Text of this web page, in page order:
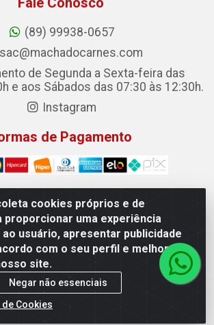
cookies próprios e de
uma experiência
usuário, apresentar publicidade
com o seu perfil e melhorar a
site.
Negar não essenciais
Cookies
(89) 99938-0657
sac@machadocarnes.com
de Segunda a Sexta-feira das
e aos Sábados das 07:30 às 12:30h.
Instagram
de Pagamento
Distribuidora de Alimentos LTDA -
Candido Aleixo, 148 - Centro - Oeiras/PI
64.500-000 - 31.391.008/0001-50